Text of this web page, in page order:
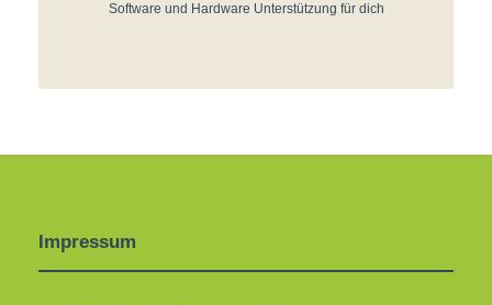
Software und Hardware Unterstützung für dich
Impressum